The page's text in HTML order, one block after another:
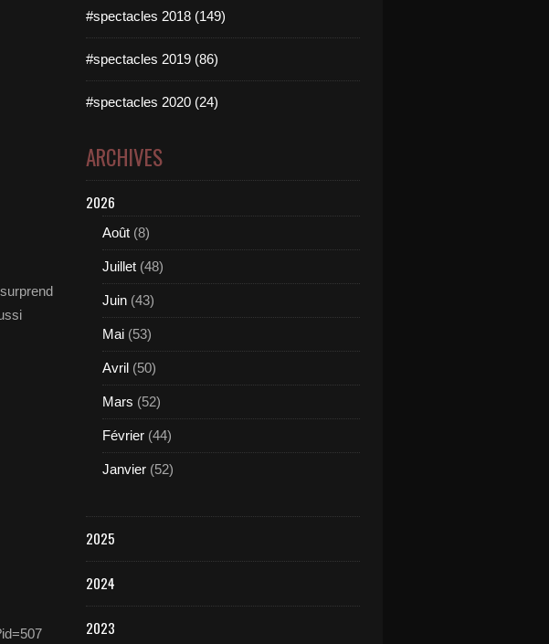
#spectacles 2018 (149)
#spectacles 2019 (86)
#spectacles 2020 (24)
ARCHIVES
2026
Août (8)
Juillet (48)
Juin (43)
Mai (53)
Avril (50)
Mars (52)
Février (44)
Janvier (52)
2025
2024
2023